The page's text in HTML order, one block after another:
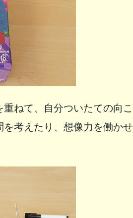
ねて、自分ついたての向こ
考えたり、想像力を働かせ